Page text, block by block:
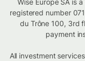
registered number
du Trône 100, 3rd
payment
All investment